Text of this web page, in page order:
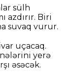
sülh
azdırır. Biri
suvaq vurur.
uçacaq.
yerə
əsəcək.